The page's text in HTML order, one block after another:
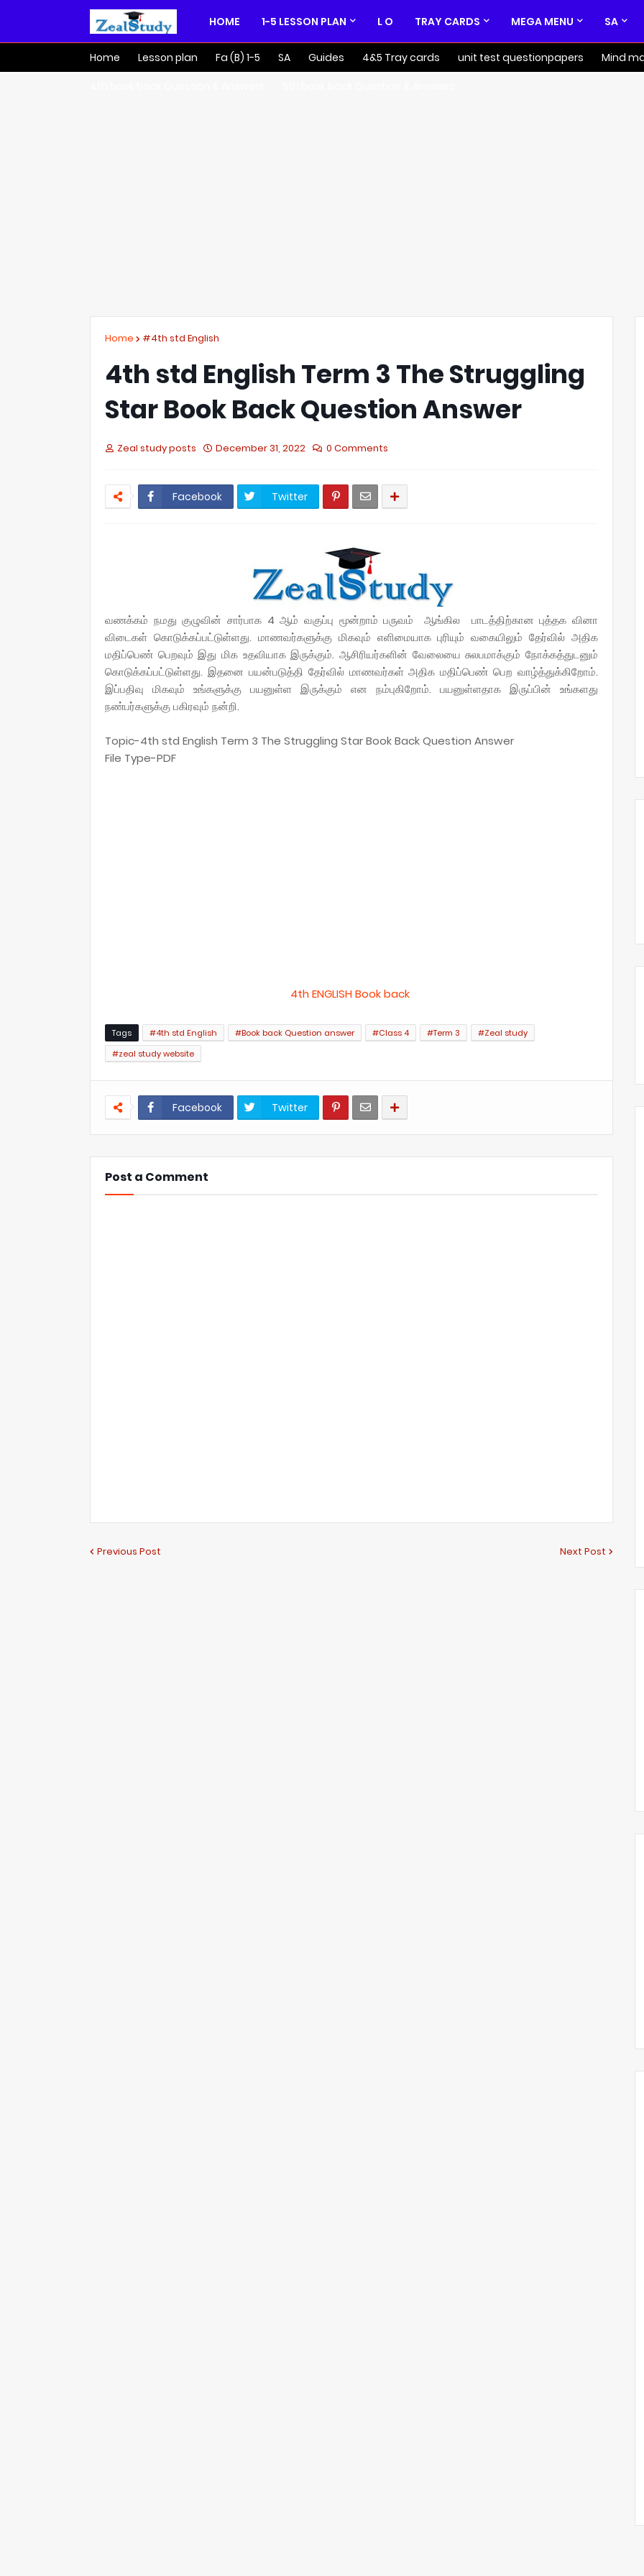
HOME 1-5 LESSON PLAN L O TRAY CARDS MEGA MENU SA
Home Lesson plan Fa (B) 1-5 SA Guides 4&5 Tray cards unit test questionpapers Mind
Home #4th std English
4th std English Term 3 The Struggling
Star Book Back Question Answer
Zeal study posts December 31, 2022 0 Comments
Facebook Twitter
வணக்கம் நமது குழுவின் சார்பாக 4 ஆம் வகுப்பு மூன்றாம் பருவம் ஆங்கில பாடத்திற்கான புத்தக வினா
விடைகள் கொடுக்கப்பட்டுள்ளது. மாணவர்களுக்கு மிகவும் எளிமையாக புரியும் வகையிலும் தேர்வில் அதிக
மதிப்பெண் பெறவும் இது மிக உதவியாக இருக்கும். ஆசிரியர்களின் வேலையை சுலபமாக்கும் நோக்கத்துடனும்
கொடுக்கப்பட்டுள்ளது. இதனை பயன்படுத்தி தேர்வில் மாணவர்கள் அதிக மதிப்பெண் பெற வாழ்த்துக்கிறோம்.
இப்பதிவு மிகவும் உங்களுக்கு பயனுள்ள இருக்கும் என நம்புகிறோம். பயனுள்ளதாக இருப்பின் உங்களது
நண்பர்களுக்கு பகிரவும் நன்றி.
Topic-4th std English Term 3 The Struggling Star Book Back Question Answer
File Type-PDF
4th ENGLISH Book back
Tags #4th std English #Book back Question answer #Class 4 #Term 3
#Zeal study
#zeal study website
Facebook Twitter
Post a Comment
Previous Post Next Post